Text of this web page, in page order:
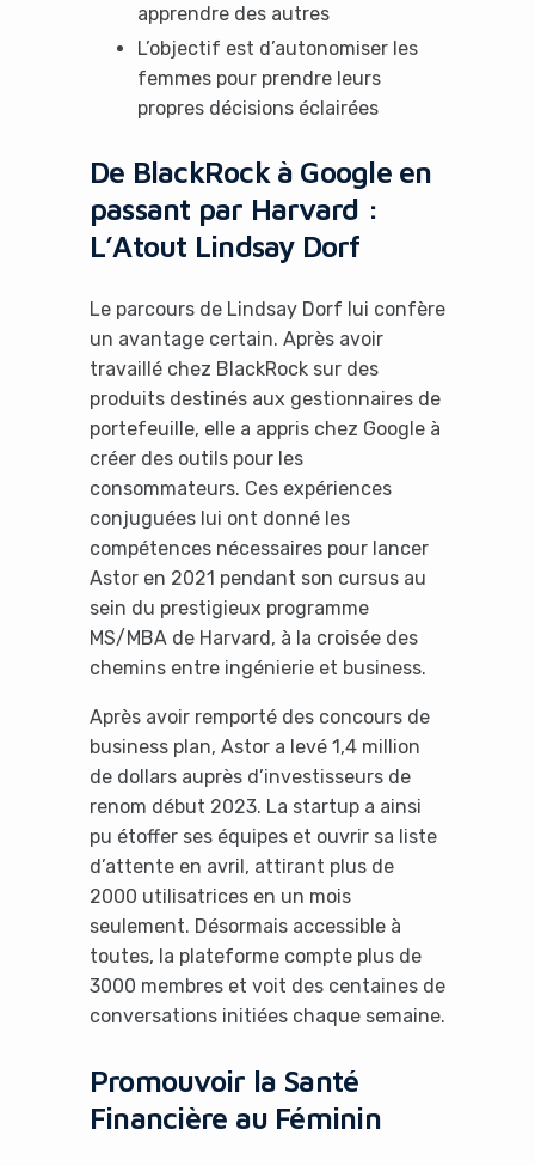
apprendre des autres
L’objectif est d’autonomiser les
femmes pour prendre leurs
propres décisions éclairées
De BlackRock à Google en
passant par Harvard :
L’Atout Lindsay Dorf
Le parcours de Lindsay Dorf lui confère
un avantage certain. Après avoir
travaillé chez BlackRock sur des
produits destinés aux gestionnaires de
portefeuille, elle a appris chez Google à
créer des outils pour les
consommateurs. Ces expériences
conjuguées lui ont donné les
compétences nécessaires pour lancer
Astor en 2021 pendant son cursus au
sein du prestigieux programme
MS/MBA de Harvard, à la croisée des
chemins entre ingénierie et business.
Après avoir remporté des concours de
business plan, Astor a levé 1,4 million
de dollars auprès d’investisseurs de
renom début 2023. La startup a ainsi
pu étoffer ses équipes et ouvrir sa liste
d’attente en avril, attirant plus de
2000 utilisatrices en un mois
seulement. Désormais accessible à
toutes, la plateforme compte plus de
3000 membres et voit des centaines de
conversations initiées chaque semaine.
Promouvoir la Santé
Financière au Féminin
It looks like you're
using an ad-blocker!